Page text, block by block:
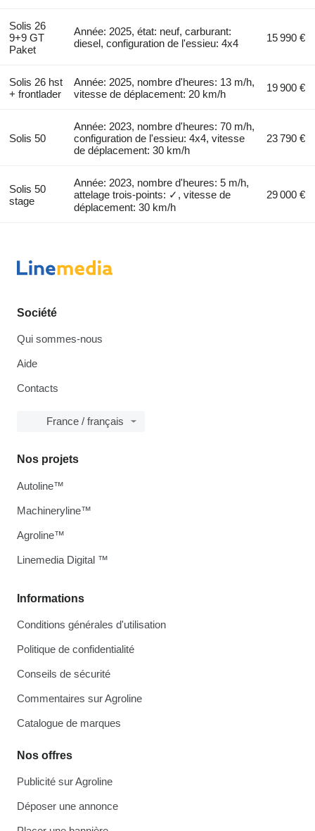
Solis 26
9+9 GT
Paket
Année: 2025, état: neuf, carburant:
diesel, configuration de l'essieu: 4x4
15 990 €
Solis 26 hst
+ frontlader
Année: 2025, nombre d'heures: 13 m/h,
vitesse de déplacement: 20 km/h
19 900 €
Solis 50
Année: 2023, nombre d'heures: 70 m/h,
configuration de l'essieu: 4x4, vitesse
de déplacement: 30 km/h
23 790 €
Solis 50
stage
Année: 2023, nombre d'heures: 5 m/h,
attelage trois-points: ✓, vitesse de
déplacement: 30 km/h
29 000 €
Société
Qui sommes-nous
Aide
Contacts
France / français
Informations
Conditions générales d'utilisation
Politique de confidentialité
Conseils de sécurité
Commentaires sur Agroline
Catalogue de marques
Nos offres
Publicité sur Agroline
Déposer une annonce
Nos projets
Autoline™
Machineryline™
Agroline™
Linemedia Digital ™